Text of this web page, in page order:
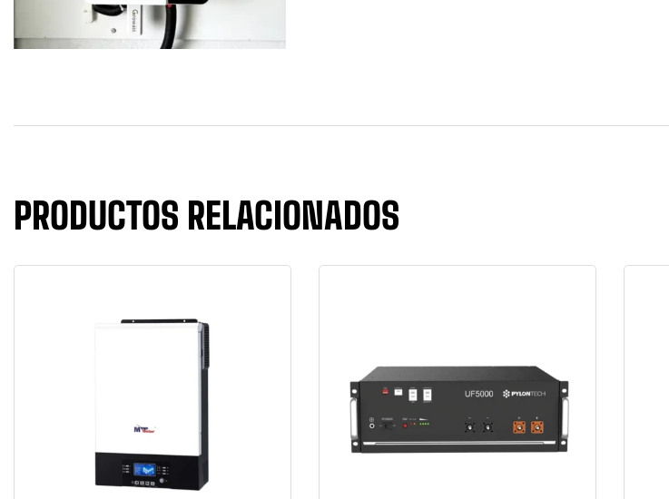
PRODUCTOS RELACIONADOS